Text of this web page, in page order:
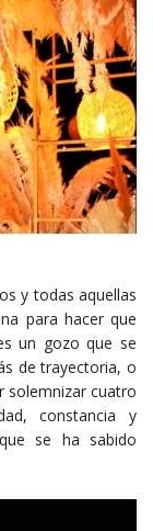
y todas aquellas
para hacer que
un gozo que se
de trayectoria, o
solemnizar cuatro
constancia y
se ha sabido